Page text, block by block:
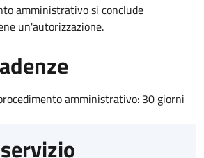
amministrativo si conclude
un'autorizzazione.
amministrativo: 30 giorni